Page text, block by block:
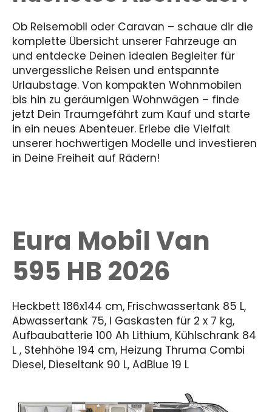
Ob Reisemobil oder Caravan – schaue dir die
komplette Übersicht unserer Fahrzeuge an
und entdecke Deinen idealen Begleiter für
unvergessliche Reisen und entspannte
Urlaubstage. Von kompakten Wohnmobilen
bis hin zu geräumigen Wohnwägen – finde
jetzt Dein Traumgefährt zum Kauf und starte
in ein neues Abenteuer. Erlebe die Vielfalt
unserer hochwertigen Modelle und investieren
in Deine Freiheit auf Rädern!
Eura Mobil Van
595 HB 2026
Heckbett 186x144 cm, Frischwassertank 85 L,
Abwassertank 75, l Gaskasten für 2 x 7 kg,
Aufbaubatterie 100 Ah Lithium, Kühlschrank 84
L , Stehhöhe 194 cm, Heizung Thruma Combi
Diesel, Dieseltank 90 L, AdBlue 19 L